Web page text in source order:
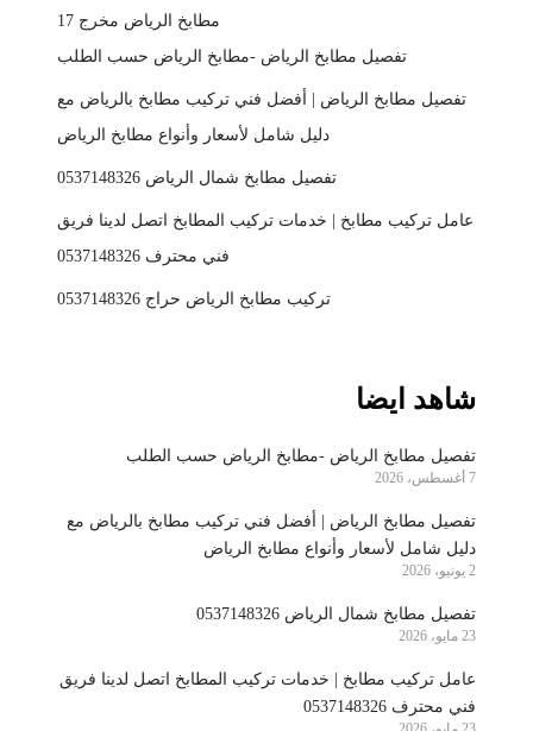
مطابخ الرياض مخرج 17
تفصيل مطابخ الرياض -مطابخ الرياض حسب الطلب
تفصيل مطابخ الرياض | أفضل فني تركيب مطابخ بالرياض مع
دليل شامل لأسعار وأنواع مطابخ الرياض
تفصيل مطابخ شمال الرياض 0537148326
عامل تركيب مطابخ | خدمات تركيب المطابخ اتصل لدينا فريق
فني محترف 0537148326
تركيب مطابخ الرياض حراج 0537148326
شاهد ايضا
تفصيل مطابخ الرياض -مطابخ الرياض حسب الطلب
7 أغسطس، 2026
تفصيل مطابخ الرياض | أفضل فني تركيب مطابخ بالرياض مع
دليل شامل لأسعار وأنواع مطابخ الرياض
2 يونيو، 2026
تفصيل مطابخ شمال الرياض 0537148326
23 مايو، 2026
عامل تركيب مطابخ | خدمات تركيب المطابخ اتصل لدينا فريق
فني محترف 0537148326